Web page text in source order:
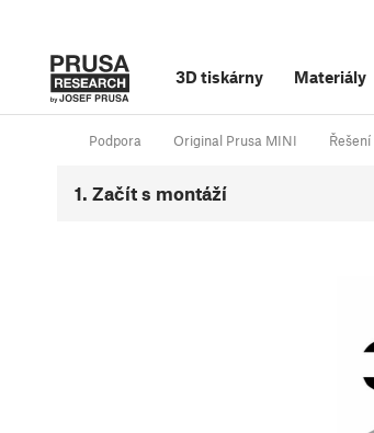
3D tiskárny Materiály
Podpora Original Prusa MINI
1. Začít s montáží